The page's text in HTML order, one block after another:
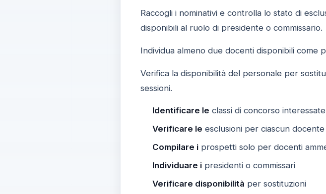
Raccogli i nominativi e controlla lo stato di
disponibili al ruolo di presidente o commissario.
Individua almeno due docenti disponibili come
Verifica la disponibilità del personale per
sessioni.
Identificare le classi di concorso
Verificare le esclusioni per ciascun docente
Compilare iprospetti solo per docenti
Individuare ipresidenti o commissari
Verificare disponibilità per sostituzioni